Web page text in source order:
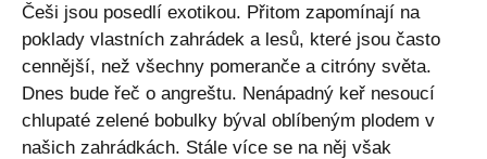
Češi jsou posedlí exotikou. Přitom zapomínají na
poklady vlastních zahrádek a lesů, které jsou často
cennější, než všechny pomeranče a citróny světa.
Dnes bude řeč o angreštu. Nenápadný keř nesoucí
chlupaté zelené bobulky býval oblíbeným plodem v
našich zahrádkách. Stále více se na něj však